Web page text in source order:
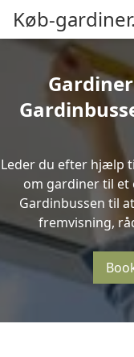
Køb-
Leder du efter hjælp
om gardiner til et
Gardinbussen til
fremvisning,